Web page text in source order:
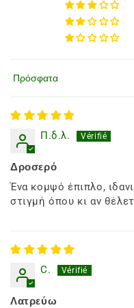
Ταξινόμηση κατά
Π.δ.λ.
Δροσερό
Ένα κομψό έπιπλο,
στιγμή όπου κι αν
C.
Λατρεύω